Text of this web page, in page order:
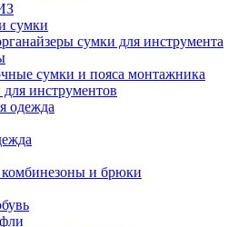
сумки
сумки для инструмента
сумки и пояса монтажника
инструментов
одежда
комбинезоны и брюки